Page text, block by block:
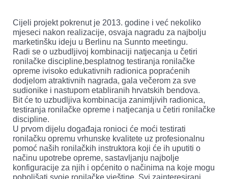
Cijeli projekt pokrenut je 2013. godine i već nekoliko
mjeseci nakon realizacije, osvaja nagradu za najbolju
marketinšku ideju u Berlinu na Sunnto meetingu.
Radi se o uzbudljivoj kombinaciji natjecanja u četiri
ronilačke discipline,besplatnog testiranja ronilačke
opreme ivisoko edukativnih radionica popraćenih
dodjelom atraktivnih nagrada, gala večerom za sve
sudionike i nastupom etabliranih hrvatskih bendova.
Bit će to uzbudljiva kombinacija zanimljivih radionica,
testiranja ronilačke opreme i natjecanja u četiri ronilačke
discipline.
U prvom dijelu događaja ronioci će moći testirati
ronilačku opremu vrhunske kvalitete uz profesionalnu
pomoć naših ronilačkih instruktora koji će ih uputiti o
načinu upotrebe opreme, sastavljanju najbolje
konfiguracije za njih i općenito o načinima na koje mogu
poboljšati svoje ronilačke vještine. Svi zainteresirani